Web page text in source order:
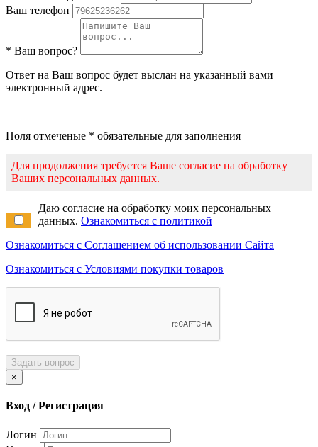
Ваш телефон
* Ваш вопрос?
Ответ на Ваш вопрос будет выслан на указанный вами
электронный адрес.
Поля отмеченые * обязательные для заполнения
Для продолжения требуется Ваше согласие на обработку
Ваших персональных данных.
Даю согласие на обработку моих персональных
данных. Ознакомиться с политикой
Ознакомиться с Соглашением об использовании Сайта
Ознакомиться с Условиями покупки товаров
Задать вопрос
×
Вход / Регистрация
Логин